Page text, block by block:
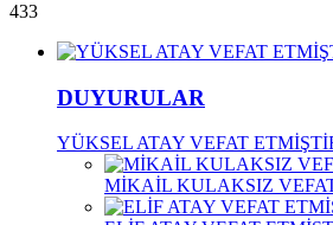
433
DUYURULAR
YÜKSEL ATAY VEFAT
MİKAİL KULAKSIZ